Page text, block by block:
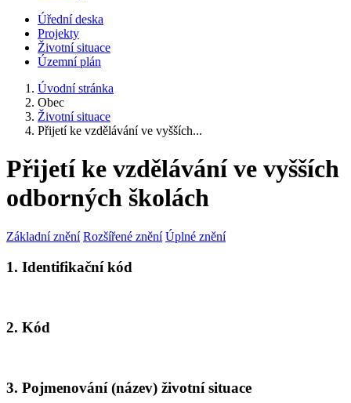
Úřední deska
Projekty
Životní situace
Územní plán
Úvodní stránka
Obec
Životní situace
Přijetí ke vzdělávání ve vyšších...
Přijetí ke vzdělávání ve vyšších
odborných školách
Základní znění Rozšířené znění Úplné znění
1. Identifikační kód
2. Kód
3. Pojmenování (název) životní situace